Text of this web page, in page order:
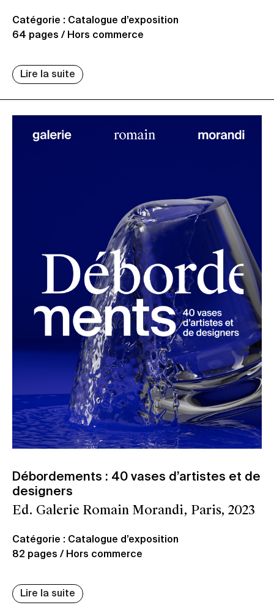
Catégorie : Catalogue d’exposition
64 pages / Hors commerce
Lire la suite
Débordements : 40 vases d’artistes et de
designers
Ed. Galerie Romain Morandi, Paris, 2023
Catégorie : Catalogue d’exposition
82 pages / Hors commerce
Lire la suite